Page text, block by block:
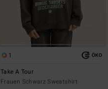
1 ÖKO
Take A Tour
Frauen Schwarz Sweatshirt